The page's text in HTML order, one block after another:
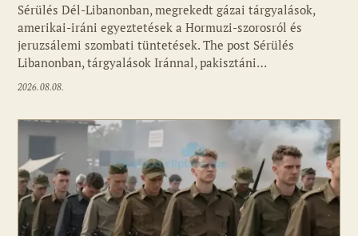
Sérülés Dél-Libanonban, megrekedt gázai tárgyalások,
amerikai-iráni egyeztetések a Hormuzi-szorosról és
jeruzsálemi szombati tüntetések. The post Sérülés
Libanonban, tárgyalások Iránnal, pakisztáni…
2026.08.08.